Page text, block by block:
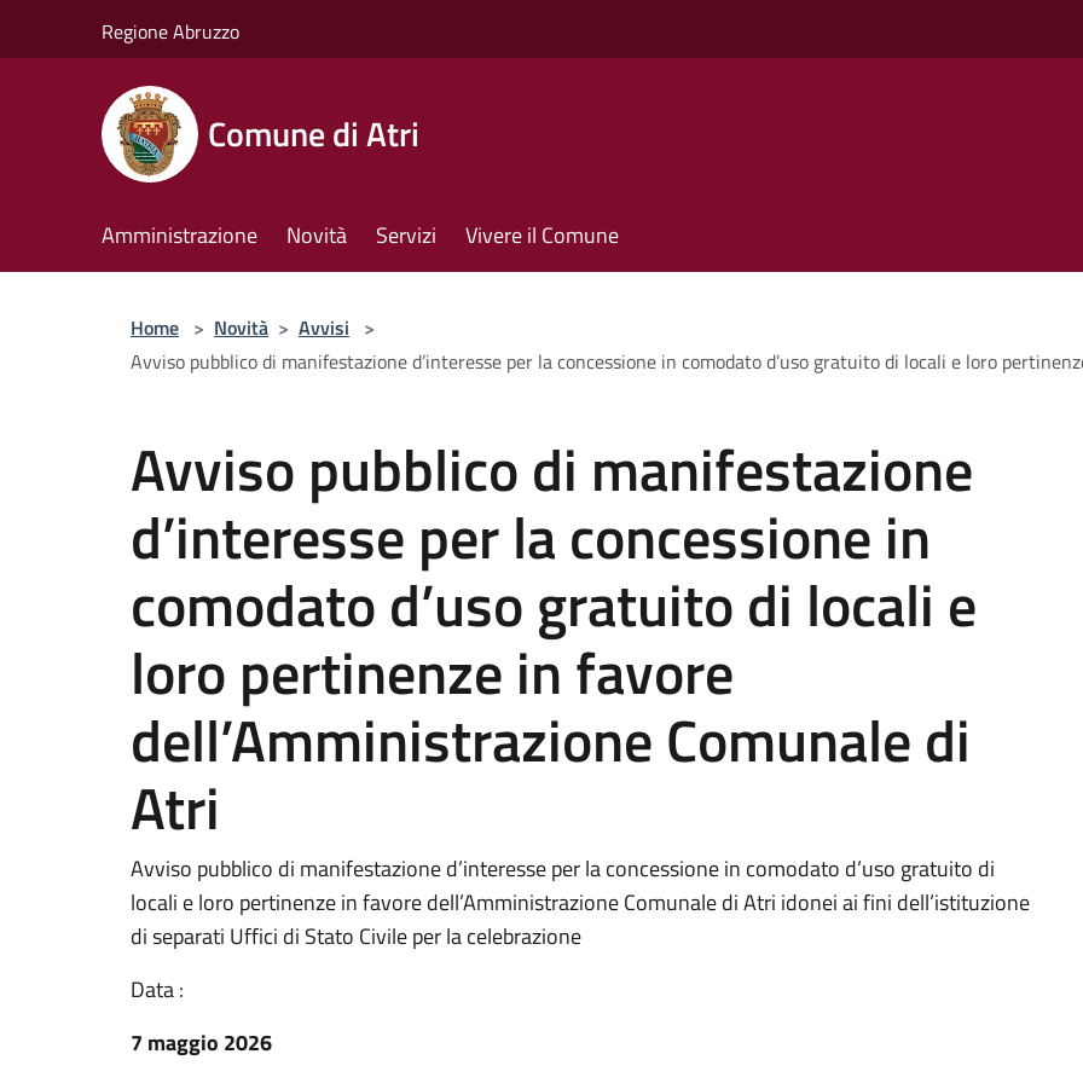
Regione Abruzzo
Comune di Atri
Amministrazione Novità Servizi Vivere il Comune
Home > Novità > Avvisi >
Avviso pubblico di manifestazione d’interesse per la concessione in comodato d’uso gratuito di locali e loro
Avviso pubblico di manifestazione
d’interesse per la concessione in
comodato d’uso gratuito di locali e
loro pertinenze in favore
dell’Amministrazione Comunale di
Atri
Avviso pubblico di manifestazione d’interesse per la concessione in comodato d’uso gratuito di
locali e loro pertinenze in favore dell’Amministrazione Comunale di Atri idonei ai fini dell’istituzione
di separati Uffici di Stato Civile per la celebrazione
Data :
7 maggio 2026